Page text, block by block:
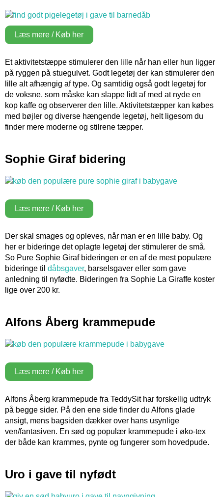
Læs mere / Køb her
Et aktivitetstæppe stimulerer den lille når han eller hun ligger
på ryggen på stuegulvet. Godt legetøj der kan stimulerer den
lille alt afhængig af type. Og samtidig også godt legetøj for
de voksne, som måske kan slappe lidt af med at nyde en
kop kaffe og observerer den lille. Aktivitetstæpper kan købes
med bøjler og diverse hængende legetøj, helt ligesom du
finder mere moderne og stilrene tæpper.
Sophie Giraf bidering
Læs mere / Køb her
Der skal smages og opleves, når man er en lille baby. Og
her er bideringe det oplagte legetøj der stimulerer de små.
So Pure Sophie Giraf bideringen er en af de mest populære
bideringe til dåbsgaver, barselsgaver eller som gave
anledning til nyfødte. Bideringen fra Sophie La Giraffe koster
lige over 200 kr.
Alfons Åberg krammepude
Læs mere / Køb her
Alfons Åberg krammepude fra TeddySit har forskellig udtryk
på begge sider. På den ene side finder du Alfons glade
ansigt, mens bagsiden dækker over hans usynlige
ven/fantasiven. En sød og populær krammepude i øko-tex
der både kan krammes, pynte og fungerer som hovedpude.
Uro i gave til nyfødt